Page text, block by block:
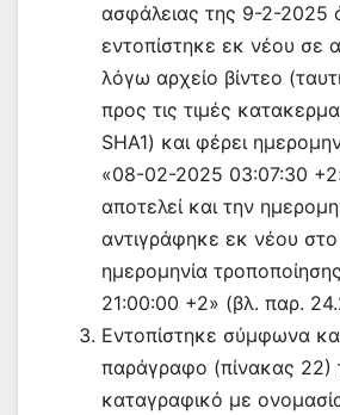
ασφάλειας της 9-2-2025
εντοπίστηκε εκ νέου σε
λόγω αρχείο βίντεο
προς τις τιμές
SHA1) και φέρει
«08-02-2025 03:07:30
αποτελεί και την
αντιγράφηκε εκ νέου
ημερομηνία
21:00:00 +2» (βλ. παρ.
Εντοπίστηκε σύμφωνα
παράγραφο (πίνακας 22)
καταγραφικό με